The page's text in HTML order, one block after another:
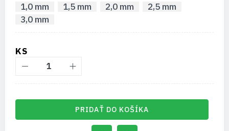
1,0 mm
1,5 mm 2,0 mm
2,5 mm
3,0 mm
KS
PRIDAŤ DO KOŠÍKA